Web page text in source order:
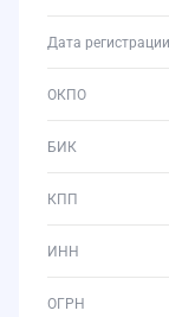
Дата
ОКПО
БИК
КПП
ИНН
ОГРН